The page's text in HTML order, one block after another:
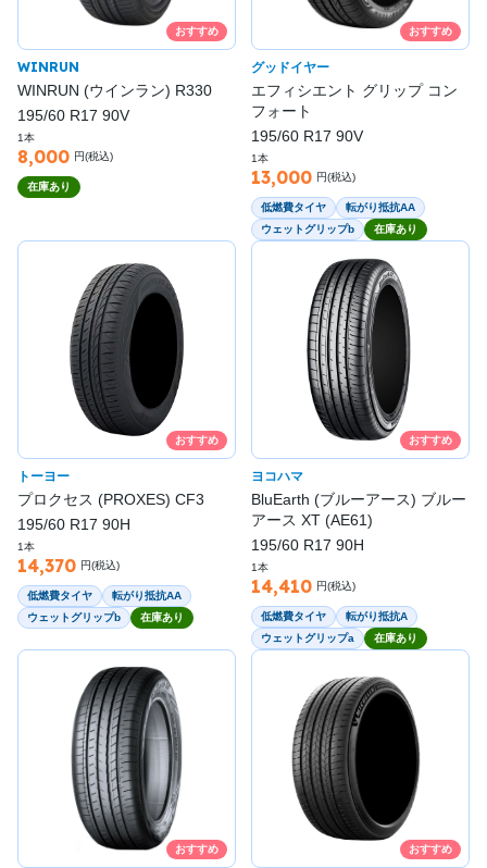
おすすめ
WINRUN
WINRUN (ウインラン) R330
195/60 R17 90V
1本
8,000 円(税込)
在庫あり
おすすめ
グッドイヤー
エフィシエント グリップ コン
フォート
195/60 R17 90V
1本
13,000 円(税込)
低燃費タイヤ
転がり抵抗AA
ウェットグリップb
在庫あり
おすすめ
トーヨー
プロクセス (PROXES) CF3
195/60 R17 90H
1本
14,370 円(税込)
低燃費タイヤ
転がり抵抗AA
ウェットグリップb
在庫あり
おすすめ
ヨコハマ
BluEarth (ブルーアース) ブルー
アース XT (AE61)
195/60 R17 90H
1本
14,410 円(税込)
低燃費タイヤ
転がり抵抗A
ウェットグリップa
在庫あり
おすすめ おすすめ